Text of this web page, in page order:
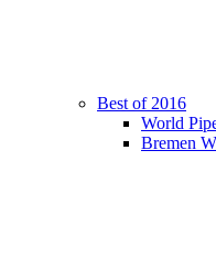
Best of 2016
World
Bremen